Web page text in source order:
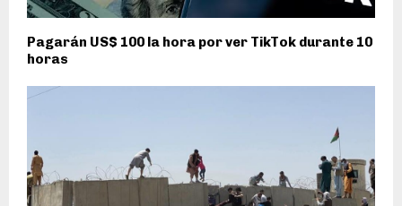
Pagarán US$ 100 la hora por ver TikTok durante 10
horas